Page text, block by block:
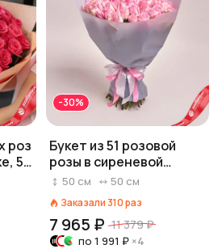
роз
50
-30%
Букет из 51 розовой
розы в сиреневой
пленке, Эквадор, 50 см
50 см 50 см
Заказали 310раз
7 965 ₽ 11 379 ₽
по 1 991 ₽ ×4